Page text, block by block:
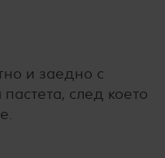
и заедно с
след което